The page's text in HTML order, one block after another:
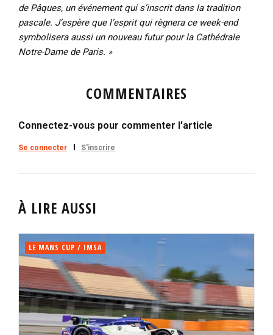
de Pâques, un événement qui s’inscrit dans la tradition
pascale. J’espère que l’esprit qui règnera ce week-end
symbolisera aussi un nouveau futur pour la Cathédrale
Notre-Dame de Paris. »
COMMENTAIRES
Connectez-vous pour commenter l'article
Se connecter S'inscrire
À LIRE AUSSI
LE MANS CUP / IMSA